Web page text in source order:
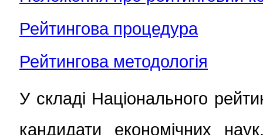
Рейтингова процедура
Рейтингова методологія
У складі Національного
кандидати економічних